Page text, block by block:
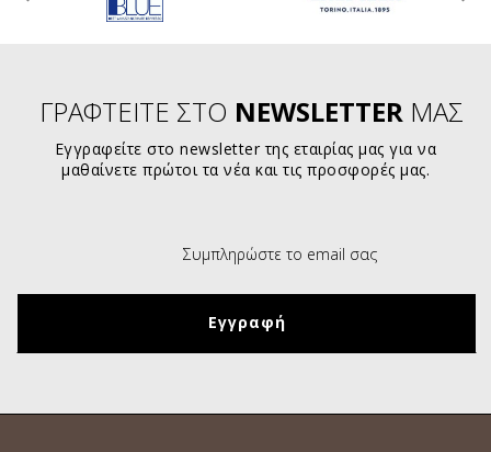
ΓΡΑΦΤΕΙΤΕ ΣΤΟ NEWSLETTERΜΑΣ
Εγγραφείτε στο newsletter της εταιρίας μας για να
μαθαίνετε πρώτοι τα νέα και τις προσφορές μας.